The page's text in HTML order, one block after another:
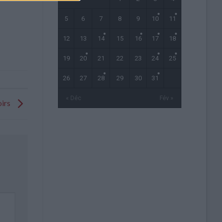
« Déc Fév »
5 6 7 8 9 10 11
12 13 14 15 16 17 18
19 20 21 22 23 24 25
26 27 28 29 30 31